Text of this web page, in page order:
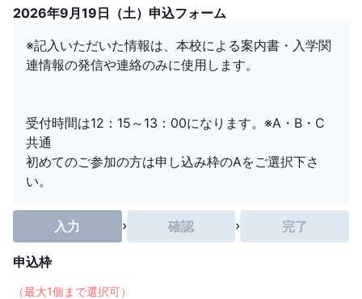
2026年9月19日（土）申込フォーム
※記入いただいた情報は、本校による案内書・入学関
連情報の発信や連絡のみに使用します。
受付時間は12：15～13：00になります。※A・B・C
共通
初めてのご参加の方は申し込み枠のAをご選択下さ
い。
入力 確認 完了
申込枠
（最大1個まで選択可）